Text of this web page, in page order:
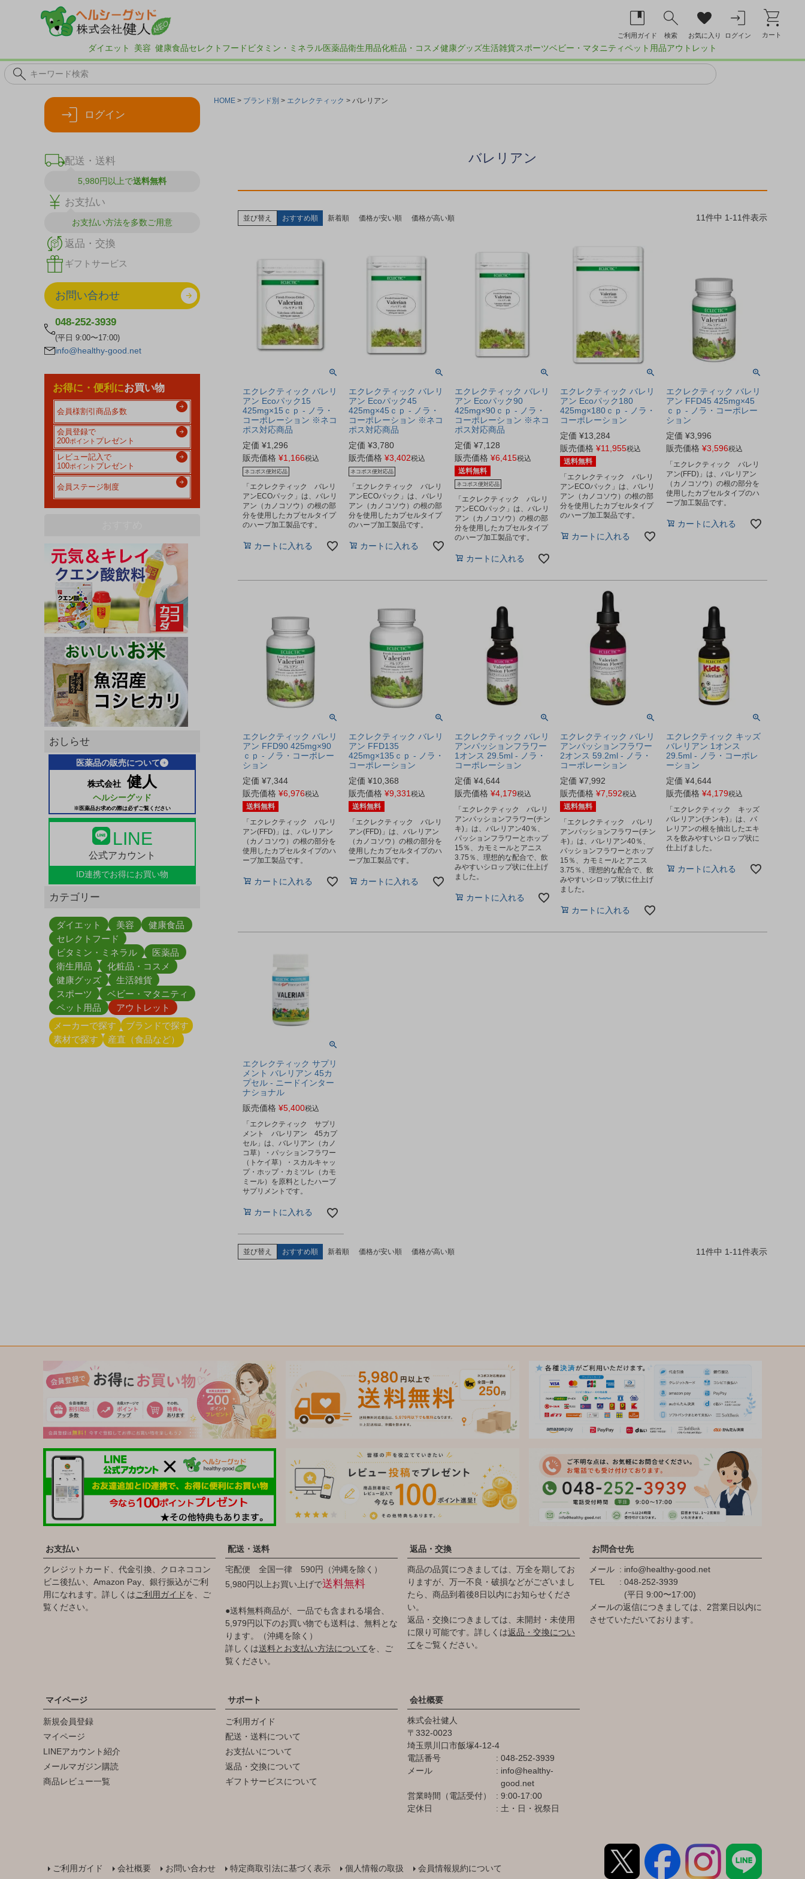
ご利用ガイド 検索 お気に入り ログイン カート
ダイエット 美容 健康食品セレクトフード ビタミン・ミネラル医薬品衛生用品化粧品・コスメ健康グッズ生活雑貨スポーツベビー・マタニティペット用品アウトレット
ログイン
配送・送料
5,980円以上で送料無料
お支払い
お支払い方法を多数ご用意
返品・交換
ギフトサービス
お問い合わせ
048-252-3939
(平日 9:00〜17:00)
info@healthy-good.net
お得に・便利にお買い物
会員様割引商品多数
会員登録で
200ポイント プレゼント
レビュー記入で
100ポイント プレゼント
会員ステージ制度
おしらせ
医薬品の販売について
株式会社 健人
ヘルシーグッド
※医薬品お求めの際は必ずご覧ください
LINE
公式アカウント
ID連携でお得にお買い物
カテゴリー
ダイエット 美容
健康食品
セレクトフード
ビタミン・ミネラル
医薬品
衛生用品
化粧品・コスメ
健康グッズ
生活雑貨
スポーツ
ベビー・マタニティ
ペット用品
アウトレット
メーカーで探す
ブランドで探す
素材で探す
産直（食品など）
HOME ブランド別 エクレクティック バレリアン
バレリアン
並び替え おすすめ順 新着順 価格が安い順 価格が高い順 11件中 1-11件表示
エクレクティック バレリ
アン Ecoパック15
425mg×15ｃｐ - ノラ・
コーポレーション ※ネコ
ポス対応商品
定価 ¥1,296
販売価格 ¥1,166税込
ネコポス便対応品
「エクレクティック バレリ
アンECOパック」は、バレリ
アン（カノコソウ）の根の部
分を使用したカプセルタイプ
のハーブ加工製品です。
カートに入れる
エクレクティック バレリ
アン Ecoパック45
425mg×45ｃｐ - ノラ・
コーポレーション ※ネコ
ポス対応商品
定価 ¥3,780
販売価格 ¥3,402税込
ネコポス便対応品
「エクレクティック バレリ
アンECOパック」は、バレリ
アン（カノコソウ）の根の部
分を使用したカプセルタイプ
のハーブ加工製品です。
カートに入れる
エクレクティック バレリ
アン Ecoパック90
425mg×90ｃｐ - ノラ・
コーポレーション ※ネコ
ポス対応商品
定価 ¥7,128
販売価格 ¥6,415税込
送料無料
ネコポス便対応品
「エクレクティック バレリ
アンECOパック」は、バレリ
アン（カノコソウ）の根の部
分を使用したカプセルタイプ
のハーブ加工製品です。
カートに入れる
エクレクティック バレリ
アン Ecoパック180
425mg×180ｃｐ - ノラ・
コーポレーション
定価 ¥13,284
販売価格 ¥11,955税込
送料無料
「エクレクティック バレリ
アンECOパック」は、バレリ
アン（カノコソウ）の根の部
分を使用したカプセルタイプ
のハーブ加工製品です。
カートに入れる
エクレクティック バレリ
アン FFD45 425mg×45
ｃｐ - ノラ・コーポレー
ション
定価 ¥3,996
販売価格 ¥3,596税込
「エクレクティック バレリ
アン(FFD)」は、バレリアン
（カノコソウ）の根の部分を
使用したカプセルタイプのハ
ーブ加工製品です。
カートに入れる
エクレクティック バレリ
アン FFD90 425mg×90
ｃｐ - ノラ・コーポレー
ション
定価 ¥7,344
販売価格 ¥6,976税込
送料無料
「エクレクティック バレリ
アン(FFD)」は、バレリアン
（カノコソウ）の根の部分を
使用したカプセルタイプのハ
ーブ加工製品です。
カートに入れる
エクレクティック バレリ
アン FFD135
425mg×135ｃｐ - ノラ・
コーポレーション
定価 ¥10,368
販売価格 ¥9,331 税込
送料無料
「エクレクティック バレリ
アン(FFD)」は、バレリアン
（カノコソウ）の根の部分を
使用したカプセルタイプのハ
ーブ加工製品です。
カートに入れる
エクレクティック バレリ
アンパッションフラワー
1オンス 29.5ml - ノラ・
コーポレーション
定価 ¥4,644
販売価格 ¥4,179税込
「エクレクティック バレリ
アンパッションフラワー(チン
キ)」は、バレリアン40％、
パッションフラワーとホップ
15％、カモミールとアニス
3.75％、理想的な配合で、飲
みやすいシロップ状に仕上げ
ました。
カートに入れる
エクレクティック バレリ
アンパッションフラワー
2オンス 59.2ml - ノラ・
コーポレーション
定価 ¥7,992
販売価格 ¥7,592税込
送料無料
「エクレクティック バレリ
アンパッションフラワー(チン
キ)」は、バレリアン40％、
パッションフラワーとホップ
15％、カモミールとアニス
3.75％、理想的な配合で、飲
みやすいシロップ状に仕上げ
ました。
カートに入れる
エクレクティック キッズ
バレリアン 1オンス
29.5ml - ノラ・コーポレ
ーション
定価 ¥4,644
販売価格 ¥4,179税込
「エクレクティック キッズ
バレリアン(チンキ)」は、バ
レリアンの根を抽出したエキ
スを飲みやすいシロップ状に
仕上げました。
カートに入れる
エクレクティック サプリ
メント バレリアン 45カ
プセル - ニードインター
ナショナル
販売価格 ¥5,400税込
「エクレクティック サプリ
メント バレリアン 45カプ
セル」は、バレリアン（カノ
コ草）・パッションフラワー
（トケイ草）・スカルキャッ
プ・ホップ・カミツレ（カモ
ミール）を原料としたハーブ
サプリメントです。
カートに入れる
並び替え おすすめ順 新着順 価格が安い順 価格が高い順 11件中 1-11件表示
お支払い
クレジットカード、代金引換、クロネココン
ビニ後払い、Amazon Pay、銀行振込がご利
用になれます。詳しくはご利用ガイドを、ご
覧ください。
配送・送料
宅配便 全国一律 590円（沖縄を除く）
5,980円以上お買い上げで送料無料
●送料無料商品が、一品でも含まれる場合、
5,979円以下のお買い物でも送料は、無料とな
ります。（沖縄を除く）
詳しくは送料とお支払い方法についてを、ご
覧ください。
返品・交換
商品の品質につきましては、万全を期してお
りますが、万一不良・破損などがございまし
たら、商品到着後8日以内にお知らせくださ
い。
返品・交換につきましては、未開封・未使用
に限り可能です。詳しくは返品・交換につい
てをご覧ください。
お問合せ先
メール
info@healthy-good.net
TEL
048-252-3939
(平日 9:00〜17:00)
メールの返信につきましては、2営業日以内に
させていただいております。
マイページ
新規会員登録
マイページ
LINEアカウント紹介
メールマガジン購読
商品レビュー一覧
サポート
ご利用ガイド
配送・送料について
お支払いについて
返品・交換について
ギフトサービスについて
会社概要
株式会社健人
332-0023
埼玉県川口市飯塚4-12-4
電話番号
048-252-3939
メール
info@healthy-
good.net
営業時間（電話受付）
9:00-17:00
定休日
土・日・祝祭日
ご利用ガイド 会社概要 お問い合わせ 特定商取引法に基づく表示 個人情報の取扱 会員情報規約について